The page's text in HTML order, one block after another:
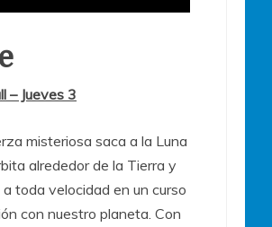
– Jueves 3
misteriosa saca a la Luna
alrededor de la Tierra y
toda velocidad en un curso
con nuestro planeta. Con